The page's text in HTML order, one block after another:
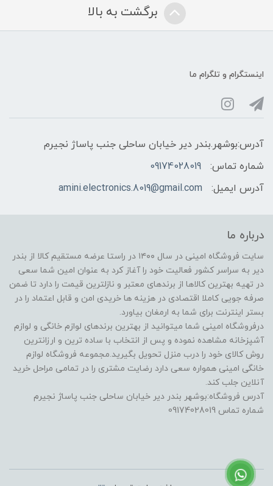
برگشت به بالا
اینستگرام و تلگرام ما
آدرس:بوشهر.بندر دیر خیابان ساحلی جنب پاساژ نجیرم
شماره تماس:
09174028019
آدرس ایمیل:
amini.electronics.8019@gmail.com
درباره ما
سایت فروشگاه امینی در سال ۱۴۰۰ در راستا عرضه مستقیم کالا از بندر
دیر به سراسر کشور فعالیت خود را آغاز کرد به عنوان امین شما سعی
در تهیه بهترین کالاها از برندهای معتبر و نازلترین قیمت را دارد تا ضمن
صرفه جویی کاملا اقتصادی در هزینه ها خریدی امن و قابل اعتماد را در
بستر اینترنت برای شما به ارمغان بیاورد.
درفروشگاه امینی شما میتوانید از بهترین برندهای لوازم خانگی و لوازم
آشپزخانه مشاهده نموده و پس از انتخاب با ساده ترین و ارزانترین
روش کالای خود را درب منزل تحویل بگیرید.مجموعه فروشگاه لوازم
خانگی امینی همواره سعی دارد رضایت مشتری را در تمامی مراحل خرید
آنلاین جلب کند.
آدرس فروشگاه:بوشهر بندر دیر خیابان ساحلی جنب پاساژ نجیرم
شماره تماس 09174028019